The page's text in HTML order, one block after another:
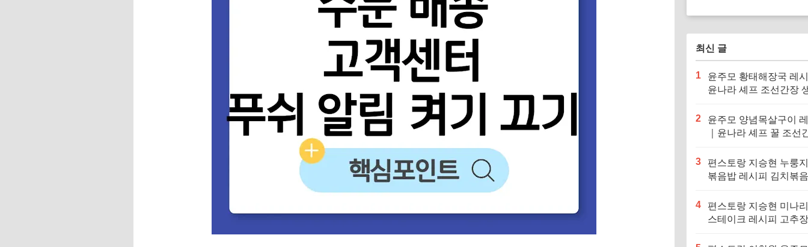
격
최신 글
1
윤주모 황태해장국 레
윤나라 셰프 조선간장
2
윤주모 양념목살구이
｜윤나라 셰프 꿀 조선
3
편스토랑 지승현 누룽
볶음밥 레시피 김치볶
4
편스토랑 지승현 미나
스테이크 레시피 고추